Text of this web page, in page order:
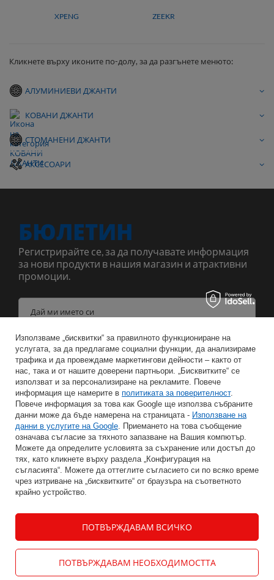
XPENG ZEEKR
Кликнете върху иконите по-долу, за да разгънете менюто:
АЛУМИНИЕВИ ДЖАНТИ
КОВАНИ ДЖАНТИ
СТОМАНЕНИ ДЖАНТИ
АКСЕСОАРИ
БЮЛЕТИН
Регистрирайте се, за да получавате информация
за нови продукти в нашия магазин и атрактивни
промоции.
Дай ми името си
Въведете имейл адреса си
Съгласен съм с обработката на личните ми данни за целите и обхвата на услугите на Бюлетина.
ЗАПАЗВАНЕ
ИНФОРМАЦИЯ
ПОМОЩ
Използваме „бисквитки“ за правилното функциониране на
услугата, за да предлагаме социални функции, да анализираме
трафика и да провеждаме маркетингови дейности – както от
нас, така и от нашите доверени партньори. „Бисквитките“ се
използват и за персонализиране на рекламите. Повече
информация ще намерите в политиката за поверителност.
Повече информация за това как Google ще използва събраните
данни може да бъде намерена на страницата - Използване на
данни в услугите на Google. Приемането на това съобщение
означава съгласие за тяхното запазване на Вашия компютър.
Можете да определите условията за съхранение или достъп до
тях, като кликнете върху раздела „Конфигурация на
съгласията“. Можете да оттеглите съгласието си по всяко време
чрез изтриване на „бисквитките“ от браузъра на съответното
крайно устройство.
ПОТВЪРЖДАВАМ НЕОБХОДИМОСТТА
ПОТВЪРЖДАВАМ ВСИЧКО